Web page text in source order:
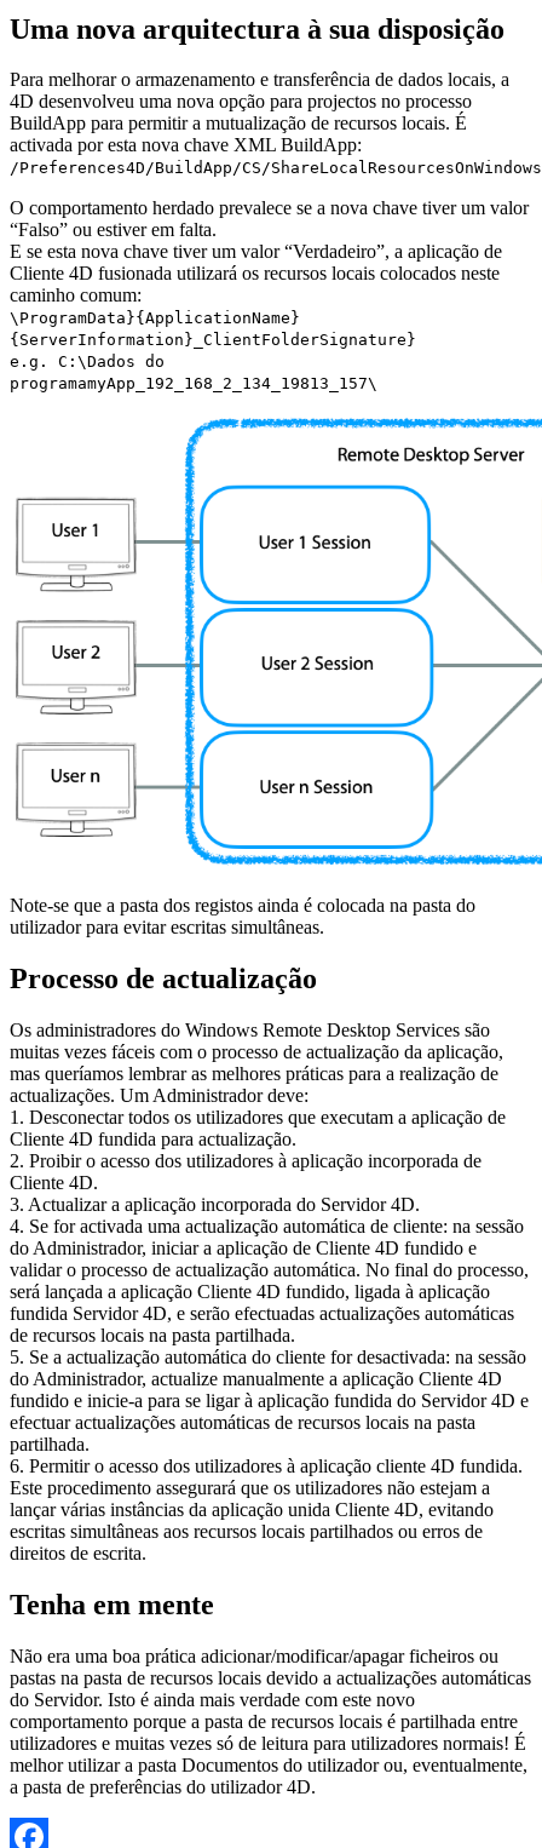
Uma nova arquitectura à sua disposição
Para melhorar o armazenamento e transferência de dados locais, a
4D desenvolveu uma nova opção para projectos no processo
BuildApp para permitir a mutualização de recursos locais. É
activada por esta nova chave XML BuildApp:
/Preferences4D/BuildApp/CS/
O comportamento herdado prevalece se a nova chave tiver um valor
“Falso” ou estiver em falta.
E se esta nova chave tiver um valor “Verdadeiro”, a aplicação de
Cliente 4D fusionada utilizará os recursos locais colocados neste
caminho comum:
\ProgramData}{ApplicationName}
{ServerInformation}_ClientFolderSignature}
e.g. C:\Dados do
programamyApp_192_168_2_134_19813_157\
Note-se que a pasta dos registos ainda é colocada na pasta do
utilizador para evitar escritas simultâneas.
Processo de actualização
Os administradores do Windows Remote Desktop Services são
muitas vezes fáceis com o processo de actualização da aplicação,
mas queríamos lembrar as melhores práticas para a realização de
actualizações. Um Administrador deve:
1. Desconectar todos os utilizadores que executam a aplicação de
Cliente 4D fundida para actualização.
2. Proibir o acesso dos utilizadores à aplicação incorporada de
Cliente 4D.
3. Actualizar a aplicação incorporada do Servidor 4D.
4. Se for activada uma actualização automática de cliente: na sessão
do Administrador, iniciar a aplicação de Cliente 4D fundido e
validar o processo de actualização automática. No final do processo,
será lançada a aplicação Cliente 4D fundido, ligada à aplicação
fundida Servidor 4D, e serão efectuadas actualizações automáticas
de recursos locais na pasta partilhada.
5. Se a actualização automática do cliente for desactivada: na sessão
do Administrador, actualize manualmente a aplicação Cliente 4D
fundido e inicie-a para se ligar à aplicação fundida do Servidor 4D e
efectuar actualizações automáticas de recursos locais na pasta
partilhada.
6. Permitir o acesso dos utilizadores à aplicação cliente 4D fundida.
Este procedimento assegurará que os utilizadores não estejam a
lançar várias instâncias da aplicação unida Cliente 4D, evitando
escritas simultâneas aos recursos locais partilhados ou erros de
direitos de escrita.
Tenha em mente
Não era uma boa prática adicionar/modificar/apagar ficheiros ou
pastas na pasta de recursos locais devido a actualizações automáticas
do Servidor. Isto é ainda mais verdade com este novo
comportamento porque a pasta de recursos locais é partilhada entre
utilizadores e muitas vezes só de leitura para utilizadores normais! É
melhor utilizar a pasta Documentos do utilizador ou, eventualmente,
a pasta de preferências do utilizador 4D.